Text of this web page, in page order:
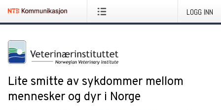
LOGG INN
Lite smitte av sykdommer mellom
mennesker og dyr i Norge